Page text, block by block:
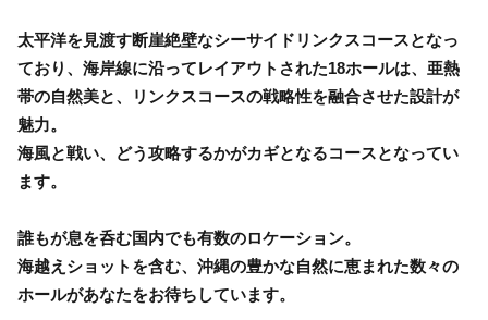
太平洋を見渡す断崖絶壁なシーサイドリンクスコースとなっ
ており、海岸線に沿ってレイアウトされた18ホールは、亜熱
帯の自然美と、リンクスコースの戦略性を融合させた設計が
魅力。
海風と戦い、どう攻略するかがカギとなるコースとなってい
ます。
誰もが息を呑む国内でも有数のロケーション。
海越えショットを含む、沖縄の豊かな自然に恵まれた数々の
ホールがあなたをお待ちしています。